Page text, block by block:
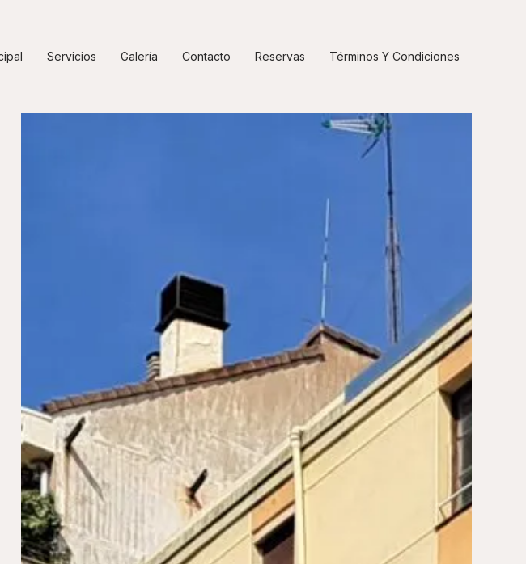
Servicios Galería Contacto Reservas Términos Y Condiciones